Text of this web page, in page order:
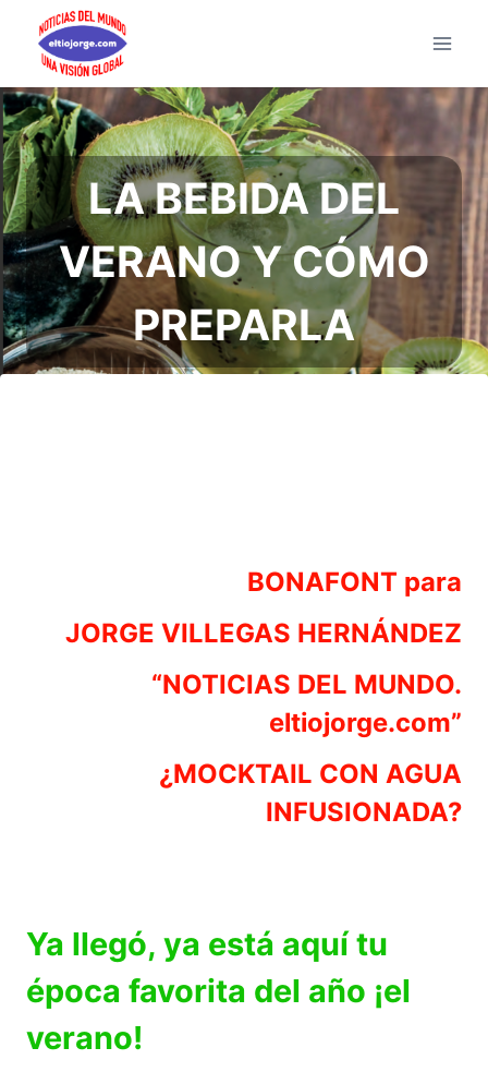
Saltar
contenido
LA BEBIDA DEL
VERANO Y CÓMO
PREPARLA
BONAFONT para
JORGE VILLEGAS HERNÁNDEZ
“NOTICIAS DEL MUNDO.
eltiojorge.com”
¿MOCKTAIL CON AGUA
INFUSIONADA?
Ya llegó, ya está aquí tu
época favorita del año ¡el
verano!